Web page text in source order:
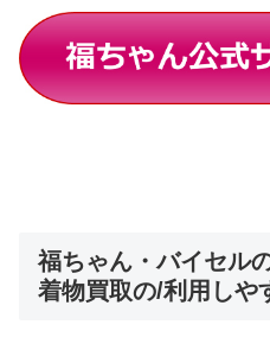
福ちゃん・バイセル
着物買取の/利用しや